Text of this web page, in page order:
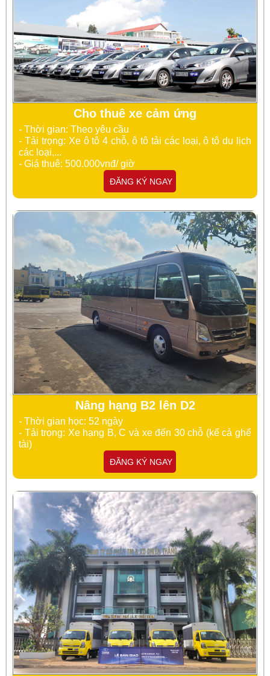
Cho thuê xe cảm ứng
- Thời gian: Theo yêu cầu
- Tải trọng: Xe ô tô 4 chỗ, ô tô tải các loại, ô tô du lịch
các loại,...
- Giá thuê: 500.000vnđ/ giờ
ĐĂNG KÝ NGAY
Nâng hạng B2 lên D2
- Thời gian học: 52 ngày
- Tải trọng: Xe hạng B, C và xe đến 30 chỗ (kể cả ghế
tài)
ĐĂNG KÝ NGAY